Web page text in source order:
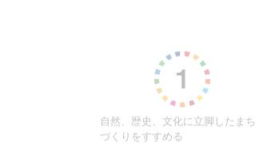
自然、歴史、文化に立脚したまち
づくりをすすめる